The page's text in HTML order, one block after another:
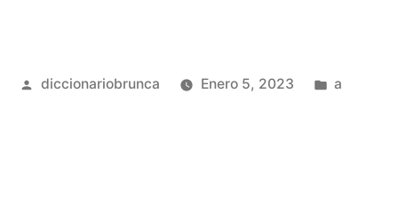
diccionariobrunca Enero 5, 2023 a